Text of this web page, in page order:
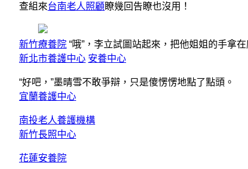
查組來台南老人照顧瞭幾回告瞭也沒用！
新竹療養院 “哦”，李立試圖站起來，把他姐姐的手拿在
新北市養護中心 安養中心
“好吧，”墨晴雪不敢爭辯，只是傻愣愣地點了點頭。
宜蘭養護中心
南投老人養護機構
新竹長照中心
花蓮安養院